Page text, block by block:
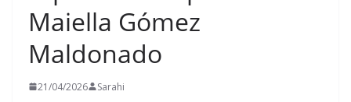
Maiella Gómez
Maldonado
21/04/2026 Sarahi